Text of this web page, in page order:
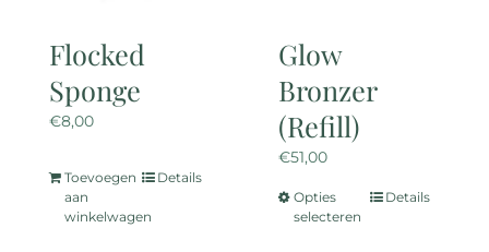
Flocked
Sponge
€8,00
Toevoegen
aan
winkelwagen
Details
Glow
Bronzer
(Refill)
€51,00
Opties
selecteren
Dit
product
Details